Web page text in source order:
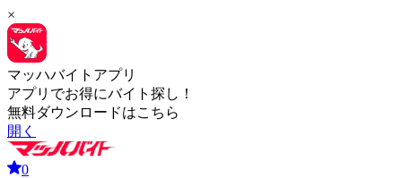
×
マッハバイトアプリ
アプリでお得にバイト探し！
無料ダウンロードはこちら
開く
0